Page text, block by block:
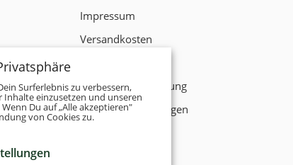
Impressum
Versandkosten
Datenschutzerklärung
Zahlungsbedingungen
Surferlebnis zu verbessern,
Inhalte einzusetzen und unseren
Du auf „Alle akzeptieren"
von Cookies zu.